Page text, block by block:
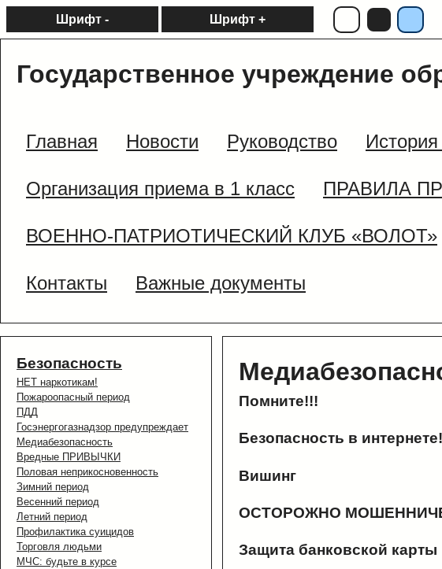
Шрифт - Шрифт +
Государственное учреждение
Главная Новости Руководство
Организация приема в 1 класс ПРАВИЛА
ВОЕННО-ПАТРИОТИЧЕСКИЙ КЛУБ «ВОЛОТ»
Контакты Важные документы
Безопасность
НЕТ наркотикам!
Пожароопасный период
ПДД
Госэнергогазнадзор предупреждает
Медиабезопасность
Вредные ПРИВЫЧКИ
Половая неприкосновенность
Зимний период
Весенний период
Летний период
Профилактика суицидов
Торговля людьми
МЧС: будьте в курсе
Помните!!!
Безопасность в
Вишинг
ОСТОРОЖНО
Защита банковской карты